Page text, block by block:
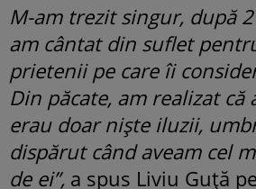
M-am trezit singur, după
am cântat din suflet
prietenii pe care îi
Din păcate, am realizat că
erau doar niște iluzii,
dispărut când aveam cel
de ei”, a spus Liviu Guță